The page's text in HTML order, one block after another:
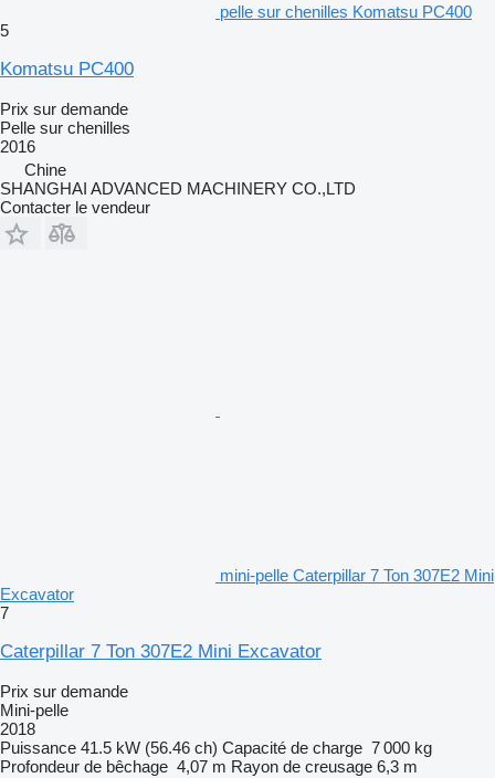
pelle sur chenilles Komatsu PC400
5
Komatsu PC400
Prix sur demande
Pelle sur chenilles
2016
Chine
SHANGHAI ADVANCED MACHINERY CO.,LTD
Contacter le vendeur
mini-pelle Caterpillar 7 Ton 307E2 Mini
Excavator
7
Caterpillar 7 Ton 307E2 Mini Excavator
Prix sur demande
Mini-pelle
2018
Puissance 41.5 kW (56.46 ch) Capacité de charge 7 000 kg
Profondeur de bêchage 4,07 m Rayon de creusage 6,3 m